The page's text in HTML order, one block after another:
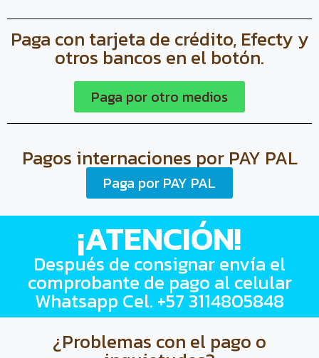
Paga con tarjeta de crédito, Efecty y
otros bancos en el botón.
Paga por otro medios
Pagos internaciones por PAY PAL
Paga por PAY PAL
¡ATENCIÓN!
Después de consignar envía el
comprobante de pago al celular
Whatsapp Cel. +57 3114805848
¿Problemas con el pago o